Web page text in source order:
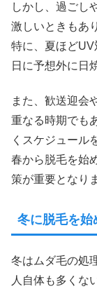
しかし、過ごし
激しいときもあ
特に、夏ほど
日に予想外に日
また、歓送迎会
重なる時期でも
くスケジュール
春から脱毛を始
策が重要となり
冬に脱毛を始
冬はムダ毛の処
人自体も多くな